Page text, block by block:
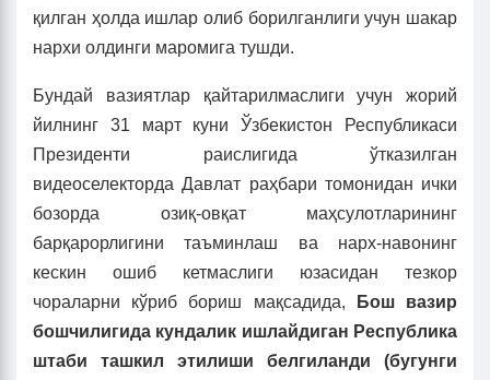
қилган ҳолда ишлар олиб борилганлиги учун шакар
нархи олдинги маромига тушди.
Бундай вазиятлар қайтарилмаслиги учун жорий
йилнинг 31 март куни Ўзбекистон Республикаси
Президенти раислигида ўтказилган
видеоселекторда Давлат раҳбари томонидан ички
бозорда озиқ-овқат маҳсулотларининг
барқарорлигини таъминлаш ва нарх-навонинг
кескин ошиб кетмаслиги юзасидан тезкор
чораларни кўриб бориш мақсадида,
Бош вазир
бошчилигида кундалик ишлайдиган Республика
штаби ташкил этилиши белгиланди (бугунги